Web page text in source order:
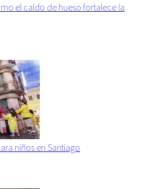
el caldo de hueso fortalece la
niños en Santiago